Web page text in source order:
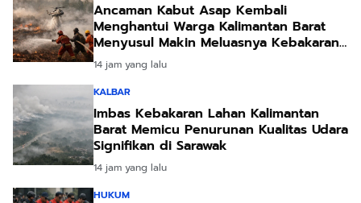
Ancaman Kabut Asap Kembali
Menghantui Warga Kalimantan Barat
Menyusul Makin Meluasnya Kebakaran
Lahan
14 jam yang lalu
KALBAR
Imbas Kebakaran Lahan Kalimantan
Barat Memicu Penurunan Kualitas Udara
Signifikan di Sarawak
14 jam yang lalu
HUKUM